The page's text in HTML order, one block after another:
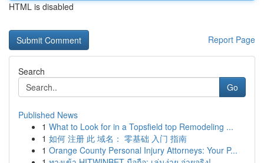
HTML is disabled
Report Page
Search
Go
Published News
1 What to Look for in a Topsfield top Remodeling ...
1 如何 注册 此 域名： 零基础 入门 指南
1 Orange County Personal Injury Attorneys: Your P...